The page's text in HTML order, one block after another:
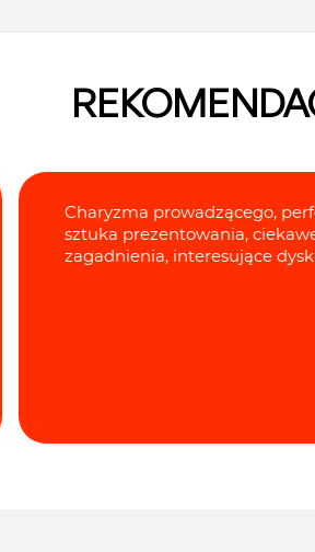
Charyzma prowadzącego,
sztuka prezentowania,
zagadnienia, interesujące